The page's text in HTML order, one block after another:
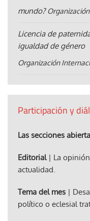
mundo?
Licencia de
igualdad de género
Organización
Participación y
Las secciones
Editorial| La opinión
actualidad.
Tema del mes |
político o eclesial